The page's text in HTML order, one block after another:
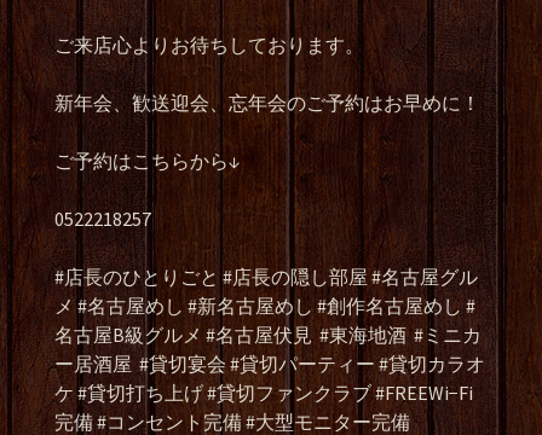
ご来店心よりお待ちしております。
新年会、歓送迎会、忘年会のご予約はお早めに！
ご予約はこちらから↓
0522218257
#店長のひとりごと #店長の隠し部屋 #名古屋グル
メ #名古屋めし #新名古屋めし #創作名古屋めし #
名古屋B級グルメ #名古屋伏見 #東海地酒 #ミニカ
ー居酒屋 #貸切宴会 #貸切パーティー #貸切カラオ
ケ #貸切打ち上げ #貸切ファンクラブ #FREEWi−Fi
完備 #コンセント完備 #大型モニター完備